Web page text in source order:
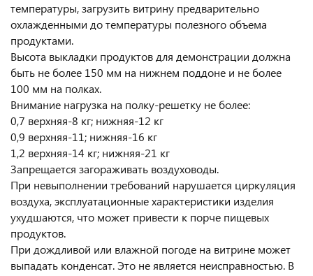
температуры, загрузить витрину предварительно
охлажденными до температуры полезного объема
продуктами.
Высота выкладки продуктов для демонстрации должна
быть не более 150 мм на нижнем поддоне и не более
100 мм на полках.
Внимание нагрузка на полку-решетку не более:
0,7 верхняя-8 кг; нижняя-12 кг
0,9 верхняя-11; нижняя-16 кг
1,2 верхняя-14 кг; нижняя-21 кг
Запрещается загораживать воздуховоды.
При невыполнении требований нарушается циркуляция
воздуха, эксплуатационные характеристики изделия
ухудшаются, что может привести к порче пищевых
продуктов.
При дождливой или влажной погоде на витрине может
выпадать конденсат. Это не является неисправностью. В